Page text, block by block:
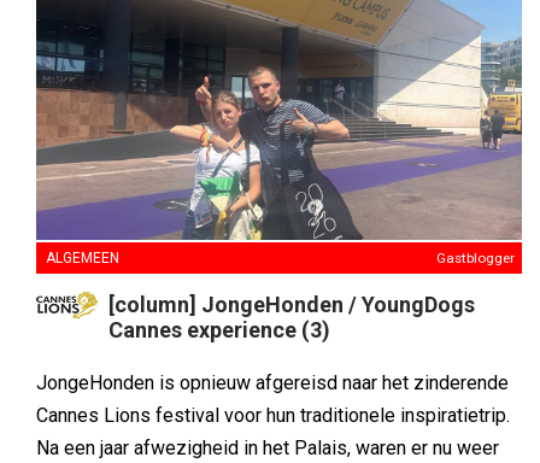
ALGEMEEN Gastblogger
[column] JongeHonden / YoungDogs
Cannes experience (3)
JongeHonden is opnieuw afgereisd naar het zinderende
Cannes Lions festival voor hun traditionele inspiratietrip.
Na een jaar afwezigheid in het Palais, waren er nu weer